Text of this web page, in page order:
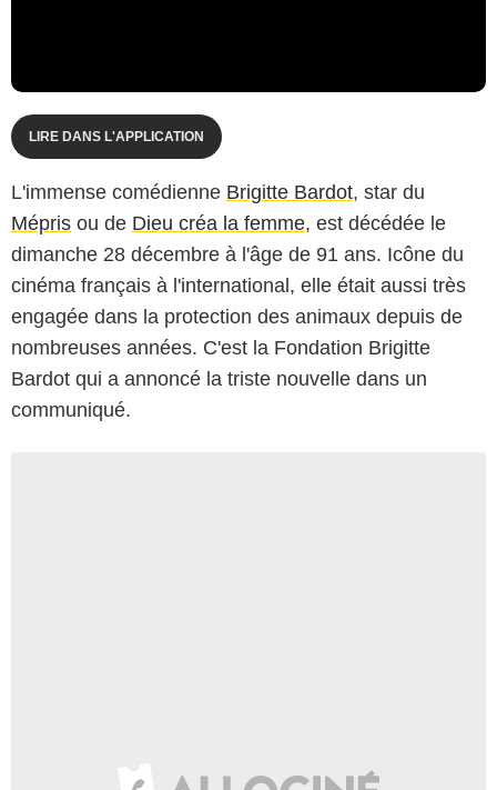
LIRE DANS L'APPLICATION
L'immense comédienne Brigitte Bardot, star du
Mépris ou de Dieu créa la femme, est décédée le
dimanche 28 décembre à l'âge de 91 ans. Icône du
cinéma français à l'international, elle était aussi très
engagée dans la protection des animaux depuis de
nombreuses années. C'est la Fondation Brigitte
Bardot qui a annoncé la triste nouvelle dans un
communiqué.